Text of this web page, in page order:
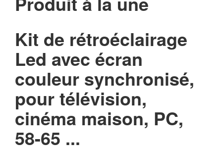
Kit de rétroéclairage
Led avec écran
couleur synchronisé,
pour télévision,
cinéma maison, PC,
58-65 ...